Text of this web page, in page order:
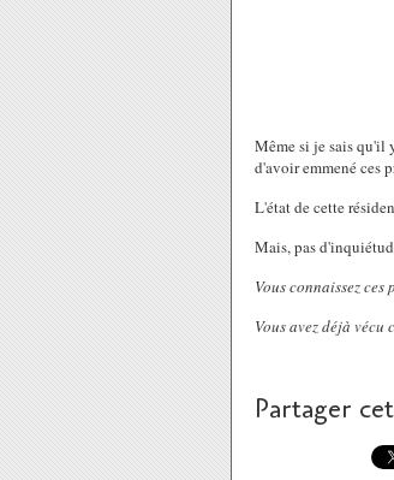
Même si je sais qu'il
d'avoir emmené ces
L'état de cette
Mais, pas
Vous connaissez ces
Vous avez déjà vécu
Partager